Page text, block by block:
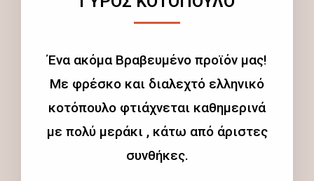
Ένα ακόμα Βραβευμένο προϊόν μας!
Με φρέσκο και διαλεχτό ελληνικό
κοτόπουλο φτιάχνεται καθημερινά
με πολύ μεράκι , κάτω από άριστες
συνθήκες.